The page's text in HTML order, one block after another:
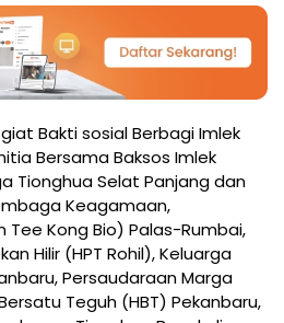
Bakti sosial Berbagi Imlek
Bersama Baksos Imlek
Tionghua Selat Panjang dan
Keagamaan,
Tee Kong Bio) Palas-Rumbai,
Hilir (HPT Rohil), Keluarga
Persaudaraan Marga
Teguh (HBT) Pekanbaru,